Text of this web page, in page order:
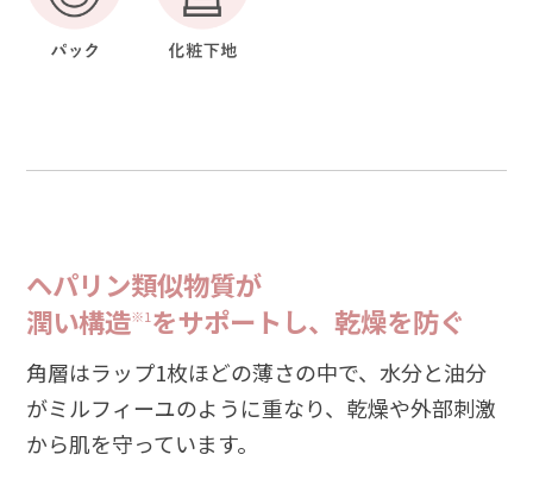
ヘパリン類似物質が
潤い構造※1をサポートし、乾燥を防ぐ
角層はラップ1枚ほどの薄さの中で、水分と油分
がミルフィーユのように重なり、乾燥や外部刺激
から肌を守っています。